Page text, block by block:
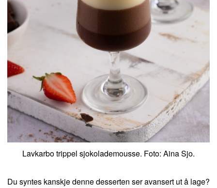
Lavkarbo trippel sjokolademousse. Foto: Aina Sjo.
Du syntes kanskje denne desserten ser avansert ut å lage?